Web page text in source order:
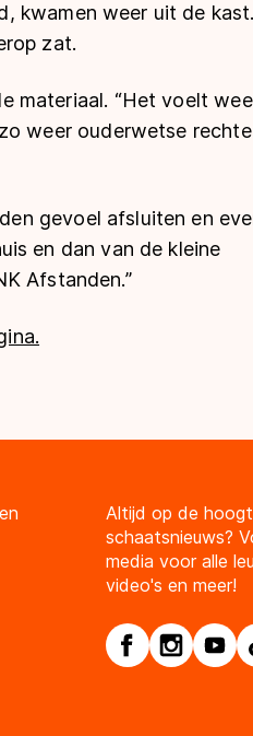
kwamen weer uit de kast.
zat.
materiaal. “Het voelt
weer ouderwetse rechte
gevoel afsluiten en
en dan van de kleine
Afstanden.”
Altijd op de
schaatsnieuws?
media voor alle
video's en meer!